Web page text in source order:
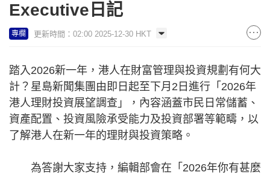
Executive日記
專欄 更新時間：02:00 2025-12-30 HKT
踏入2026新一年，港人在財富管理與投資規劃有何大
計？星島新聞集團由即日起至下月2日進行「2026年
港人理財投資展望調查」，內容涵蓋市民日常儲蓄、
資產配置、投資風險承受能力及投資部署等範疇，以
了解港人在新一年的理財與投資策略。
為答謝大家支持，編輯部會在「2026年你有甚麼